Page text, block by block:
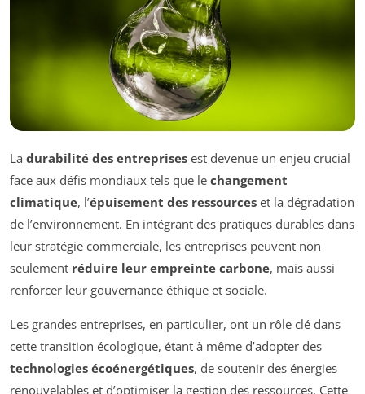
La durabilité des entreprises est devenue un enjeu crucial
face aux défis mondiaux tels que le changement
climatique, l’épuisement des ressources et la dégradation
de l’environnement. En intégrant des pratiques durables dans
leur stratégie commerciale, les entreprises peuvent non
seulement réduire leur empreinte carbone, mais aussi
renforcer leur gouvernance éthique et sociale.
Les grandes entreprises, en particulier, ont un rôle clé dans
cette transition écologique, étant à même d’adopter des
technologies écoénergétiques, de soutenir des énergies
renouvelables et d’optimiser la gestion des ressources. Cette